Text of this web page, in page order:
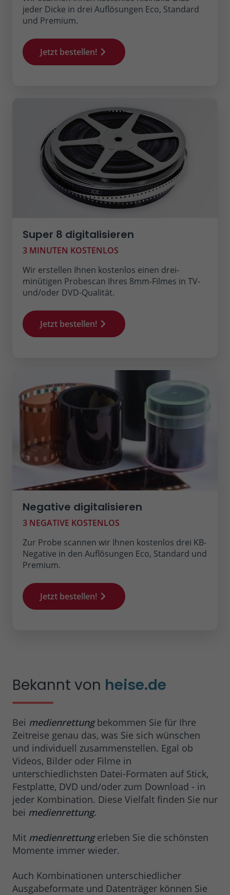
jeder Dicke in drei Auflösungen Eco, Standard
und Premium.
Jetzt bestellen!
Super 8 digitalisieren
3 MINUTEN KOSTENLOS
Wir erstellen Ihnen kostenlos einen drei-
minütigen Probescan Ihres 8mm-Filmes in TV-
und/oder DVD-Qualität.
Jetzt bestellen!
Negative digitalisieren
3 NEGATIVE KOSTENLOS
Zur Probe scannen wir Ihnen kostenlos drei KB-
Negative in den Auflösungen Eco, Standard und
Premium.
Jetzt bestellen!
Bekannt von heise.de
Bei medienrettungbekommen Sie für Ihre
Zeitreise genau das, was Sie sich wünschen
und individuell zusammenstellen. Egal ob
Videos, Bilder oder Filme in
unterschiedlichsten Datei-Formaten auf Stick,
Festplatte, DVD und/oder zum Download - in
jeder Kombination. Diese Vielfalt finden Sie nur
bei medienrettung.
Mit medienrettungerleben Sie die schönsten
Momente immer wieder.
Auch Kombinationen unterschiedlicher
Ausgabeformate und Datenträger können Sie